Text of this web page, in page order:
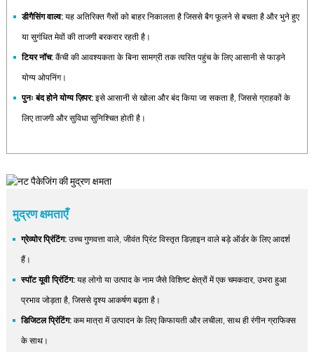
डीगैसिंग वाल्व: यह अतिरिक्त गैसों को बाहर निकालता है जिससे बैग फूलने से बचता है और भुने हुए
या सुगंधित मेवों की ताजगी बरकरार रहती है।
टियर नॉच:कैंची की आवश्यकता के बिना सामग्री तक त्वरित पहुंच के लिए आसानी से फाड़ने
योग्य ओपनिंग।
पुनः बंद होने योग्य ज़िपर: इसे आसानी से खोला और बंद किया जा सकता है, जिससे ग्राहकों के
लिए ताजगी और सुविधा सुनिश्चित होती है।
मुद्रण क्षमताएँ
ग्रेव्योर प्रिंटिंग: उच्च गुणवत्ता वाले, जीवंत प्रिंट विस्तृत डिज़ाइन वाले बड़े ऑर्डर के लिए आदर्श
हैं।
स्पॉट यूवी प्रिंटिंग: यह लोगो या उत्पाद के नाम जैसे विशिष्ट क्षेत्रों में एक चमकदार, उभरा हुआ
प्रभाव जोड़ता है, जिससे दृश्य आकर्षण बढ़ता है।
डिजिटल प्रिंटिंग: कम मात्रा में उत्पादन के लिए किफायती और लचीला, साथ ही रंगीन ग्राफिक्स
के साथ।